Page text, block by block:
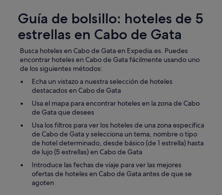
Guía de bolsillo: hoteles de 5
estrellas en Cabo de Gata
Busca hoteles en Cabo de Gata en Expedia.es. Puedes
encontrar hoteles en Cabo de Gata fácilmente usando uno
de los siguientes métodos:
Echa un vistazo a nuestra selección de hoteles
destacados en Cabo de Gata
Usa el mapa para encontrar hoteles en la zona de Cabo
de Gata que desees
Usa los filtros para ver los hoteles de una zona específica
de Cabo de Gata y selecciona un tema, nombre o tipo
de hotel determinado, desde básico (de 1 estrella) hasta
de lujo (5 estrellas) en Cabo de Gata
Introduce las fechas de viaje para ver las mejores
ofertas de hoteles en Cabo de Gata antes de que se
agoten